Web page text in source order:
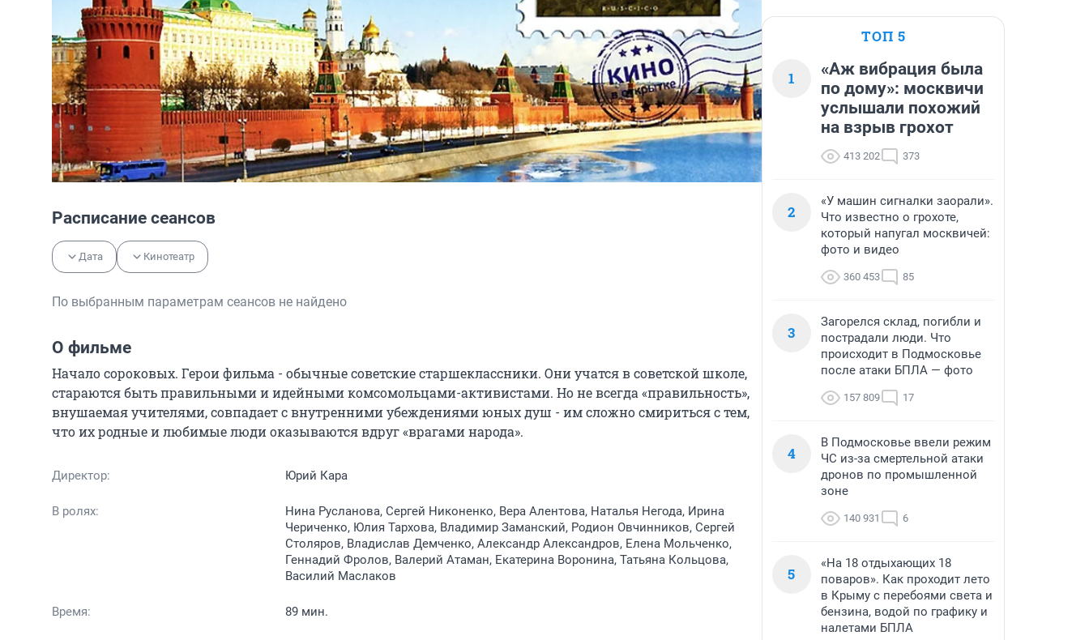
Расписание сеансов
Дата Кинотеатр
По выбранным параметрам сеансов не найдено
О фильме
Начало сороковых. Герои фильма - обычные советские старшеклассники. Они учатся в советской школе,
стараются быть правильными и идейными комсомольцами-активистами. Но не всегда «правильность»,
внушаемая учителями, совпадает с внутренними убеждениями юных душ - им сложно смириться с тем,
что их родные и любимые люди оказываются вдруг «врагами народа».
Директор: Юрий Кара
В ролях:
Нина Русланова, Сергей Никоненко, Вера Алентова, Наталья Негода, Ирина
Чериченко, Юлия Тархова, Владимир Заманский, Родион Овчинников, Сергей
Столяров, Владислав Демченко, Александр Александров, Елена Мольченко,
Геннадий Фролов, Валерий Атаман, Екатерина Воронина, Татьяна Кольцова,
Василий Маслаков
Время: 89 мин.
ТОП 5
1
«Аж вибрация была
по дому»: москвичи
услышали похожий
на взрыв грохот
413 202 373
2
«У машин сигналки заорали».
Что известно о грохоте,
который напугал москвичей:
фото и видео
360 453 85
3
Загорелся склад, погибли и
пострадали люди. Что
происходит в Подмосковье
после атаки БПЛА — фото
157 809 17
4
В Подмосковье ввели режим
ЧС из-за смертельной атаки
дронов по промышленной
зоне
140 931 6
5
«На 18 отдыхающих 18
поваров». Как проходит лето
в Крыму с перебоями света и
бензина, водой по графику и
налетами БПЛА